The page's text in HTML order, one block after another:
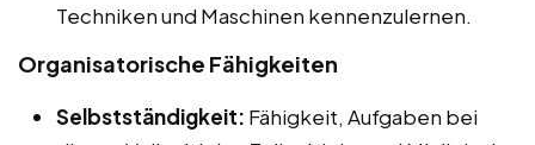
Techniken und Maschinen kennenzulernen.
Organisatorische Fähigkeiten
Selbstständigkeit: Fähigkeit, Aufgaben bei